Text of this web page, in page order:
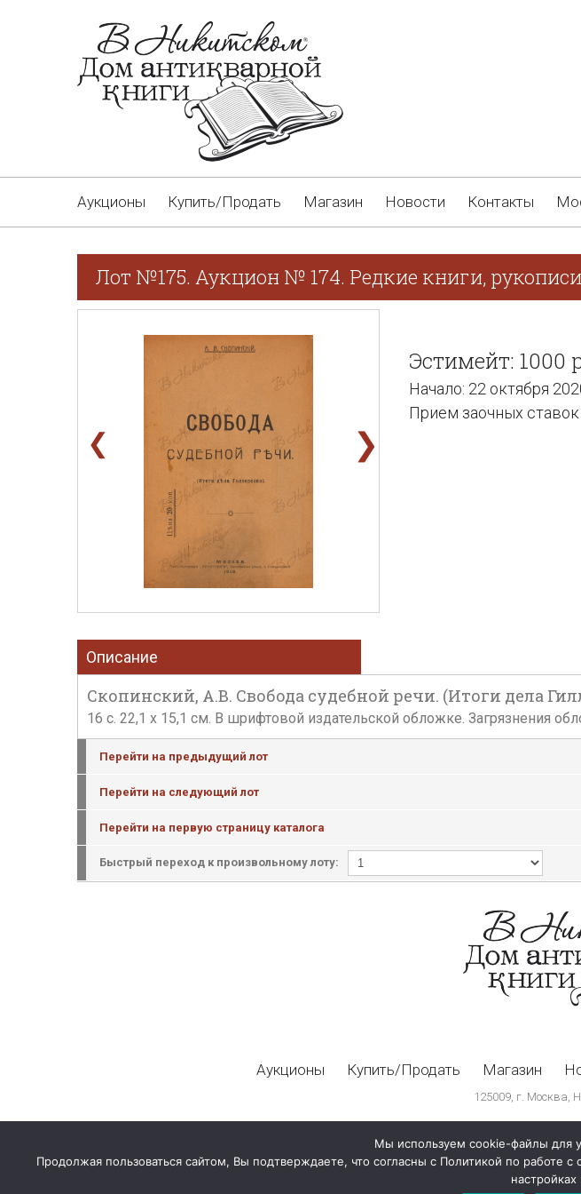
Аукционы Купить/Продать Магазин Новости Контакты
Лот №175. Аукцион № 174. Редкие книги,
❮ ❯
Эстимейт: 1000
Начало: 22 октября
Прием заочных ставок
Описание
Скопинский, А.В. Свобода судебной речи. (Итоги дела
16 с. 22,1 х 15,1 см. В шрифтовой издательской обложке. Загрязнения
Перейти на предыдущий лот
Перейти на следующий лот
Перейти на первую страницу каталога
Быстрый переход к произвольному лоту:
Аукционы Купить/Продать Магазин
125009, г. Москва,
Мы используем cookie-файлы для
Продолжая пользоваться сайтом, Вы подтверждаете, что согласны с Политикой по